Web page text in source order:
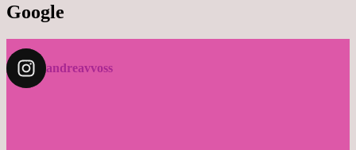
Google
andreavvoss